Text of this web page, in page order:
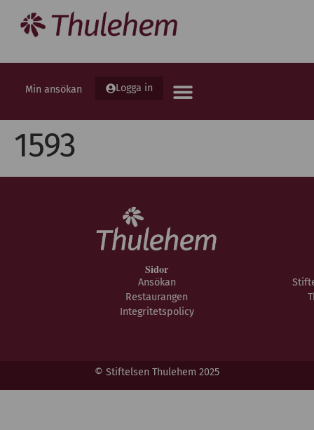
Min ansökan Logga in
1593
Sidor
Ansökan
Restaurangen
Integritetspolicy
© Stiftelsen Thulehem 2025